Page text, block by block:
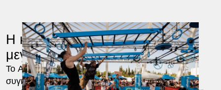
Η κορύφωση του διημέρου στον
μεγάλο τελικό
Το Allwyn Fitness Challenge (Ninja Warrior)
συγκέντρωσε πάνω του όλα τα βλέμματα στον